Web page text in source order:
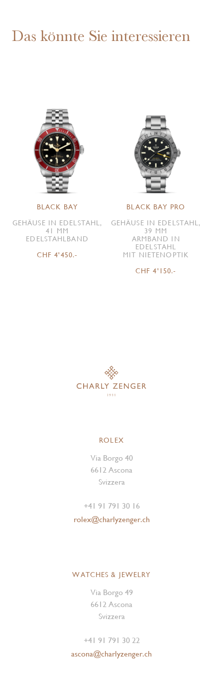
Das könnte Sie interessieren
BLACK BAY
GEHÄUSE IN EDELSTAHL,
41 MM
EDELSTAHLBAND
CHF 4'450.-
BLACK BAY PRO
GEHÄUSE IN EDELSTAHL,
39 MM
ARMBAND IN
EDELSTAHL
MIT NIETENOPTIK
CHF 4'150.-
ROLEX
Via Borgo 40
6612 Ascona
Svizzera
+41 91 791 30 16
rolex@charlyzenger.ch
WATCHES & JEWELRY
Via Borgo 49
6612 Ascona
Svizzera
+41 91 791 30 22
ascona@charlyzenger.ch